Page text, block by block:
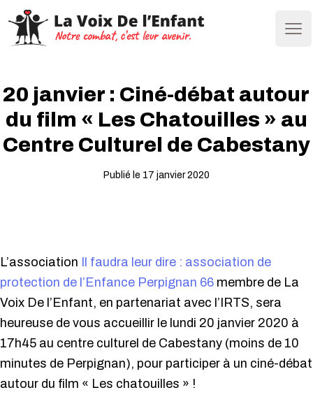
20 janvier : Ciné-débat autour
du film « Les Chatouilles » au
Centre Culturel de Cabestany
Publié le 17 janvier 2020
L’association
Il faudra leur dire : association de
protection de l’Enfance Perpignan 66 membre de La
Voix De l’Enfant, en partenariat avec l’IRTS, sera
heureuse de vous accueillir le lundi 20 janvier 2020 à
17h45 au centre culturel de Cabestany (moins de 10
minutes de Perpignan), pour participer à un ciné-débat
autour du film « Les chatouilles » !